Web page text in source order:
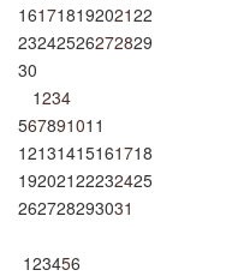
16171819202122
23242526272829
30
1234
567891011
12131415161718
19202122232425
262728293031
123456